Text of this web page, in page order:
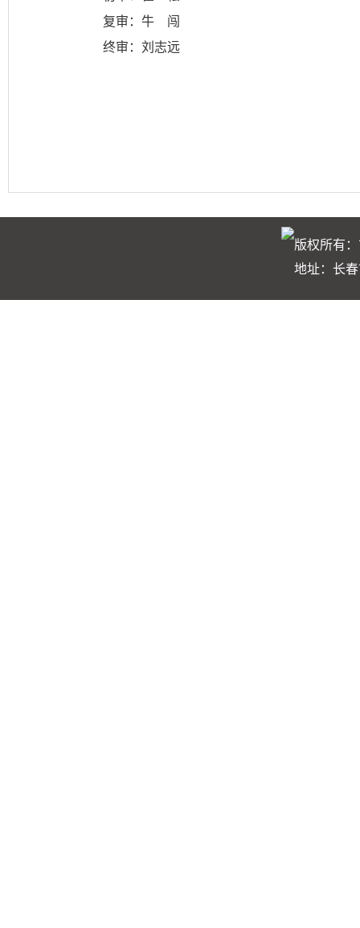
复审：牛 闯
终审：刘志远
版权所有
地址：长